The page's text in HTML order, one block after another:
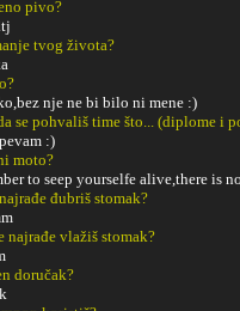
pivo?
tvog života?
nje ne bi bilo ni mene :)
se pohvališ time što... (diplome i
:)
moto?
to seep yourselfe alive,there is
đubriš stomak?
najrađe vlažiš stomak?
doručak?